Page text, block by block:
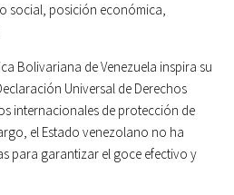
social, posición económica,
Bolivariana de Venezuela inspira su
Universal de Derechos
internacionales de protección de
el Estado venezolano no ha
para garantizar el goce efectivo y